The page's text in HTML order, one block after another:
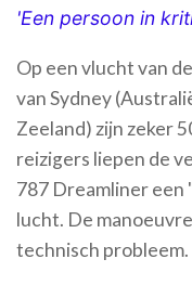
'Een persoon in
Op een vlucht van
van Sydney
Zeeland) zijn zeker
reizigers liepen de
787 Dreamliner een
lucht. De
technisch probleem.